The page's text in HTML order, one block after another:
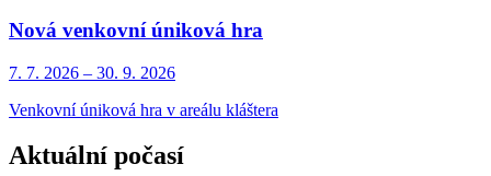
Nová venkovní úniková hra
7. 7. 2026 – 30. 9. 2026
Venkovní úniková hra v areálu kláštera
Aktuální počasí